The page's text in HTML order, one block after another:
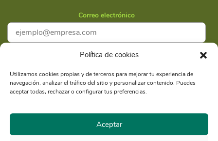
Política de cookies
Utilizamos cookies propias y de terceros para mejorar tu experiencia de
navegación, analizar el tráfico del sitio y personalizar contenido. Puedes
aceptar todas, rechazar o configurar tus preferencias.
Aceptar
Correo electrónico
Acepto laPolítica de privacidad
Suscríbete